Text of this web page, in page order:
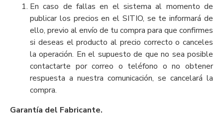
En caso de fallas en el sistema al momento de
publicar los precios en el SITIO, se te informará de
ello, previo al envío de tu compra para que confirmes
si deseas el producto al precio correcto o canceles
la operación. En el supuesto de que no sea posible
contactarte por correo o teléfono o no obtener
respuesta a nuestra comunicación, se cancelará la
compra.
Garantía del Fabricante.